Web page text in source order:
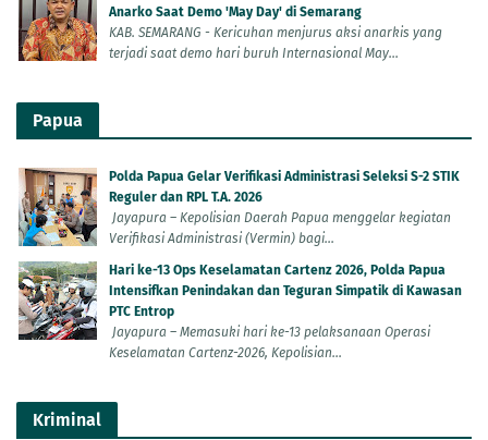
Anarko Saat Demo 'May Day' di Semarang
KAB. SEMARANG - Kericuhan menjurus aksi anarkis yang
terjadi saat demo hari buruh Internasional May...
Papua
Polda Papua Gelar Verifikasi Administrasi Seleksi S-2 STIK
Reguler dan RPL T.A. 2026
Jayapura – Kepolisian Daerah Papua menggelar kegiatan
Verifikasi Administrasi (Vermin) bagi...
Hari ke-13 Ops Keselamatan Cartenz 2026, Polda Papua
Intensifkan Penindakan dan Teguran Simpatik di Kawasan
PTC Entrop
Jayapura – Memasuki hari ke-13 pelaksanaan Operasi
Keselamatan Cartenz-2026, Kepolisian...
Kriminal